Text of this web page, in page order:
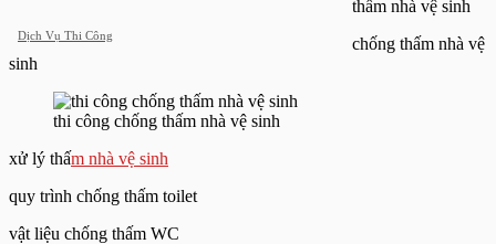
Dịch Vụ Thi Công
thấm nhà vệ sinh
chống thấm nhà vệ
sinh
thi công chống thấm nhà vệ sinh
xử lý thấm nhà vệ sinh
quy trình chống thấm toilet
vật liệu chống thấm WC